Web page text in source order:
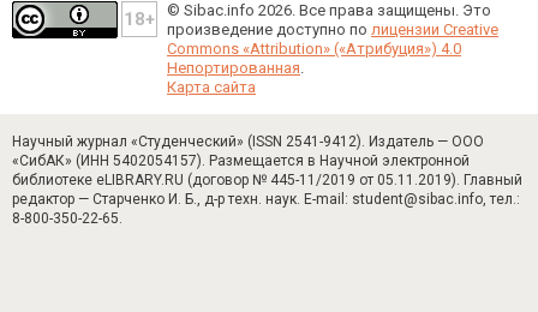
© Sibac.info 2026. Все права защищены. Это
произведение доступно по лицензии Creative
Commons «Attribution» («Атрибуция») 4.0
Непортированная.
Карта сайта
Научный журнал «Студенческий» (ISSN 2541-9412). Издатель — ООО
«СибАК» (ИНН 5402054157). Размещается в Научной электронной
библиотеке eLIBRARY.RU (договор № 445-11/2019 от 05.11.2019). Главный
редактор — Старченко И. Б., д-р техн. наук. E-mail: student@sibac.info, тел.:
8-800-350-22-65.